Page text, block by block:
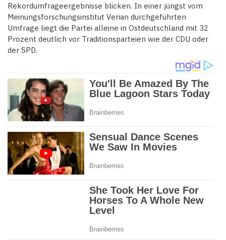
Rekordumfrageergebnisse blicken. In einer jüngst vom
Meinungsforschungsinstitut Verian durchgeführten
Umfrage liegt die Partei alleine in Ostdeutschland mit 32
Prozent deutlich vor Traditionsparteien wie der CDU oder
der SPD.